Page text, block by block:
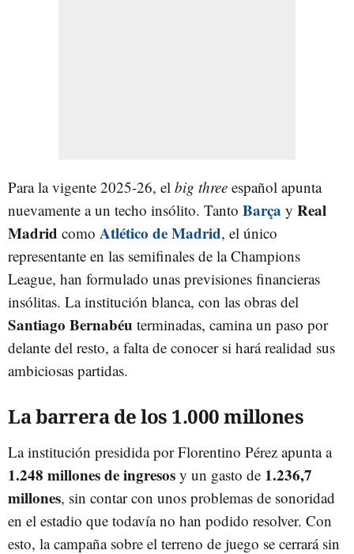
Para la vigente 2025-26, el big three español apunta
nuevamente a un techo insólito. Tanto Barça y Real
Madrid como Atlético de Madrid, el único
representante en las semifinales de la Champions
League, han formulado unas previsiones financieras
insólitas. La institución blanca, con las obras del
Santiago Bernabéu terminadas, camina un paso por
delante del resto, a falta de conocer si hará realidad sus
ambiciosas partidas.
La barrera de los 1.000 millones
La institución presidida por Florentino Pérez apunta a
1.248 millones de ingresos y un gasto de 1.236,7
millones, sin contar con unos problemas de sonoridad
en el estadio que todavía no han podido resolver. Con
esto, la campaña sobre el terreno de juego se cerrará sin